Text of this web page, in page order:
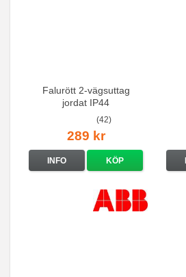
Falurött 2-vägsuttag
jordat IP44
(42)
289 kr
INFO KÖP